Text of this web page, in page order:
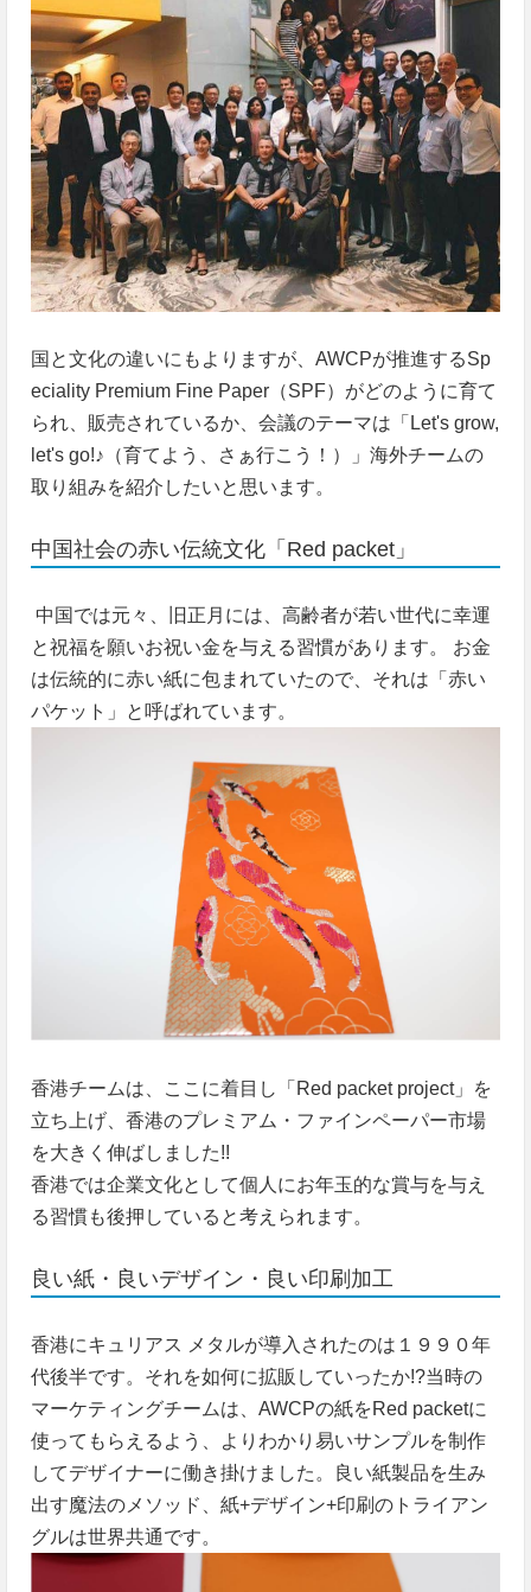
国と文化の違いにもよりますが、AWCPが推進するSp
eciality Premium Fine Paper（SPF）がどのように育て
られ、販売されているか、会議のテーマは「Let's grow,
let's go!♪（育てよう、さぁ行こう！）」海外チームの
取り組みを紹介したいと思います。
中国社会の赤い伝統文化「Red packet」
中国では元々、旧正月には、高齢者が若い世代に幸運
と祝福を願いお祝い金を与える習慣があります。 お金
は伝統的に赤い紙に包まれていたので、それは「赤い
パケット」と呼ばれています。
香港チームは、ここに着目し「Red packet project」を
立ち上げ、香港のプレミアム・ファインペーパー市場
を大きく伸ばしました!!
香港では企業文化として個人にお年玉的な賞与を与え
る習慣も後押していると考えられます。
良い紙・良いデザイン・良い印刷加工
香港にキュリアス メタルが導入されたのは１９９０年
代後半です。それを如何に拡販していったか!?当時の
マーケティングチームは、AWCPの紙をRed packetに
使ってもらえるよう、よりわかり易いサンプルを制作
してデザイナーに働き掛けました。良い紙製品を生み
出す魔法のメソッド、紙+デザイン+印刷のトライアン
グルは世界共通です。